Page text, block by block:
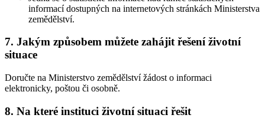
informací dostupných na internetových stránkách Ministerstva
zemědělství.
7. Jakým způsobem můžete zahájit řešení životní
situace
Doručte na Ministerstvo zemědělství žádost o informaci
elektronicky, poštou či osobně.
8. Na které instituci životní situaci řešit